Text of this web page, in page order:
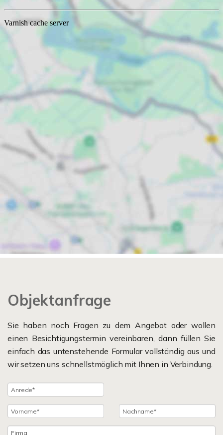
Objektanfrage
Sie haben noch Fragen zu dem Angebot oder wollen
einen Besichtigungstermin vereinbaren, dann füllen Sie
einfach das untenstehende Formular vollständig aus und
wir setzen uns schnellstmöglich mit Ihnen in Verbindung.